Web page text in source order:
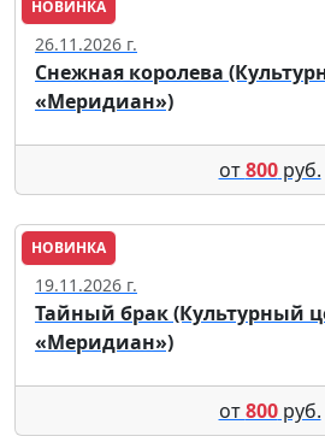
НОВИНКА
Москва
26.11.2026 г.
Снежная королева
«Меридиан»)
от800руб.
НОВИНКА
Москва
19.11.2026 г.
Тайный брак (Культурный
«Меридиан»)
от800руб.